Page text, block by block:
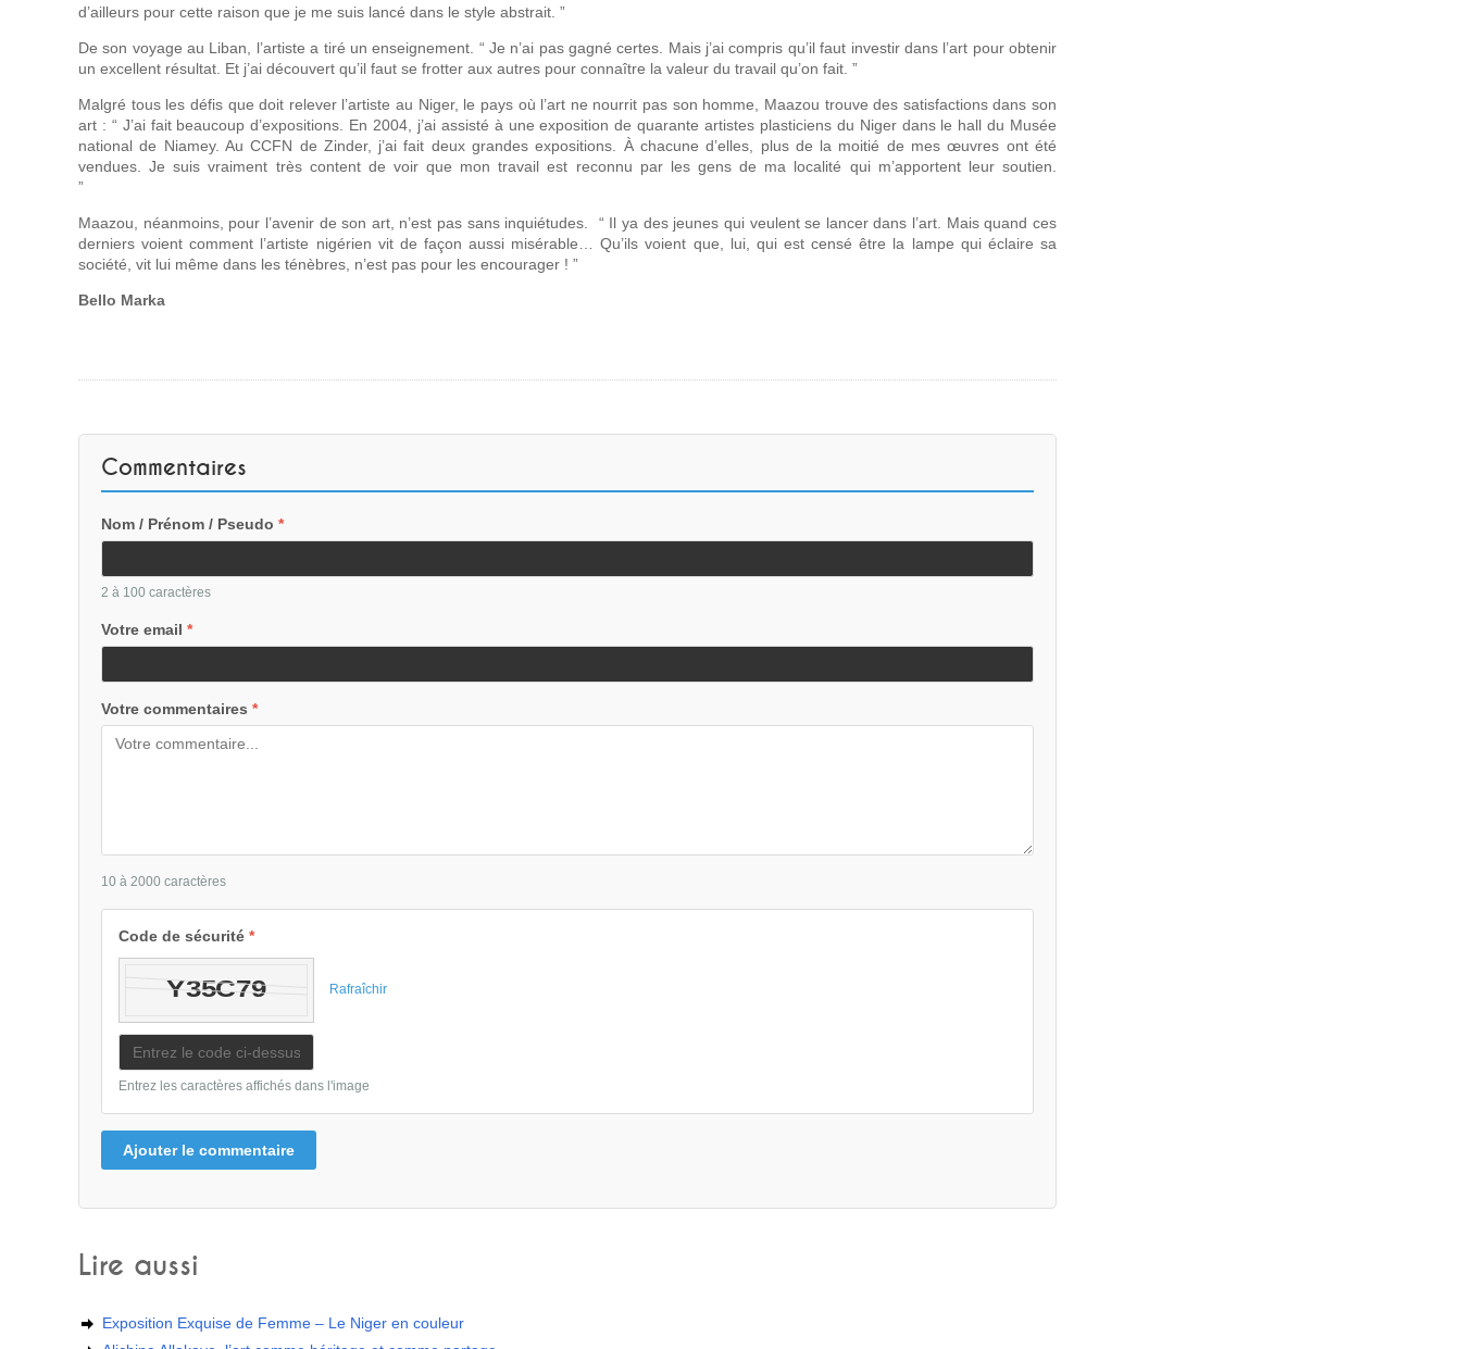
d’ailleurs pour cette raison que je me suis lancé dans le style abstrait. ”
De son voyage au Liban, l’artiste a tiré un enseignement. “ Je n’ai pas gagné certes. Mais j’ai compris qu’il faut investir dans l’art pour obtenir
un excellent résultat. Et j’ai découvert qu’il faut se frotter aux autres pour connaître la valeur du travail qu’on fait. ”
Malgré tous les défis que doit relever l’artiste au Niger, le pays où l’art ne nourrit pas son homme, Maazou trouve des satisfactions dans son
art : “ J’ai fait beaucoup d’expositions. En 2004, j’ai assisté à une exposition de quarante artistes plasticiens du Niger dans le hall du Musée
national de Niamey. Au CCFN de Zinder, j’ai fait deux grandes expositions. À chacune d’elles, plus de la moitié de mes œuvres ont été
vendues. Je suis vraiment très content de voir que mon travail est reconnu par les gens de ma localité qui m’apportent leur soutien.
”
Maazou, néanmoins, pour l’avenir de son art, n’est pas sans inquiétudes. “ Il ya des jeunes qui veulent se lancer dans l’art. Mais quand ces
derniers voient comment l’artiste nigérien vit de façon aussi misérable… Qu’ils voient que, lui, qui est censé être la lampe qui éclaire sa
société, vit lui même dans les ténèbres, n’est pas pour les encourager ! ”
Bello Marka
Commentaires
Nom / Prénom / Pseudo *
2 à 100 caractères
Votre email *
Votre commentaires *
10 à 2000 caractères
Code de sécurité *
Rafraîchir
Entrez les caractères affichés dans l'image
Ajouter le commentaire
Lire aussi
Exposition Exquise de Femme – Le Niger en couleur